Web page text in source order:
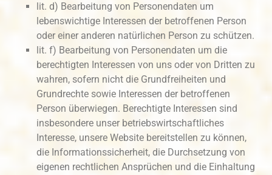
lit. d) Bearbeitung von Personendaten um
lebenswichtige Interessen der betroffenen Person
oder einer anderen natürlichen Person zu schützen.
lit. f) Bearbeitung von Personendaten um die
berechtigten Interessen von uns oder von Dritten zu
wahren, sofern nicht die Grundfreiheiten und
Grundrechte sowie Interessen der betroffenen
Person überwiegen. Berechtigte Interessen sind
insbesondere unser betriebswirtschaftliches
Interesse, unsere Website bereitstellen zu können,
die Informationssicherheit, die Durchsetzung von
eigenen rechtlichen Ansprüchen und die Einhaltung